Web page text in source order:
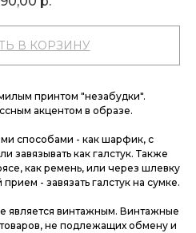
В КОРЗИНУ
принтом "незабудки".
акцентом в образе.
способами - как шарфик, с
как галстук. Также
как ремень, или через шлевку
- завязать галстук на сумке.
является винтажным. Винтажные
не подлежащих обмену и